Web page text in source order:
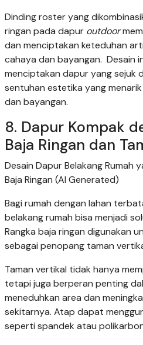
Dinding roster yang
ringan pada dapur outdoor
dan menciptakan keteduhan
cahaya dan bayangan. Desain
menciptakan dapur yang sejuk
sentuhan estetika yang
dan bayangan.
8. Dapur Kompak
Baja Ringan dan
Desain Dapur Belakang Rumah
Baja Ringan (AI Generated)
Bagi rumah dengan lahan
belakang rumah bisa menjadi
Rangka baja ringan digunakan
sebagai penopang taman
Taman vertikal tidak hanya
tetapi juga berperan penting
meneduhkan area dan
sekitarnya. Atap dapat
seperti spandek atau